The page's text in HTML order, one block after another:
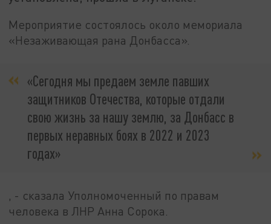
Мероприятие состоялось около мемориала
«Незаживающая рана Донбасса».
«Сегодня мы предаем земле павших
защитников Отечества, которые отдали
свою жизнь за нашу землю, за Донбасс в
первых неравных боях в 2022 и 2023
годах»
, - сказала Уполномоченный по правам
человека в ЛНР Анна Сорока.